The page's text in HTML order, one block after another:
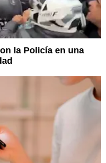
la Policía en una